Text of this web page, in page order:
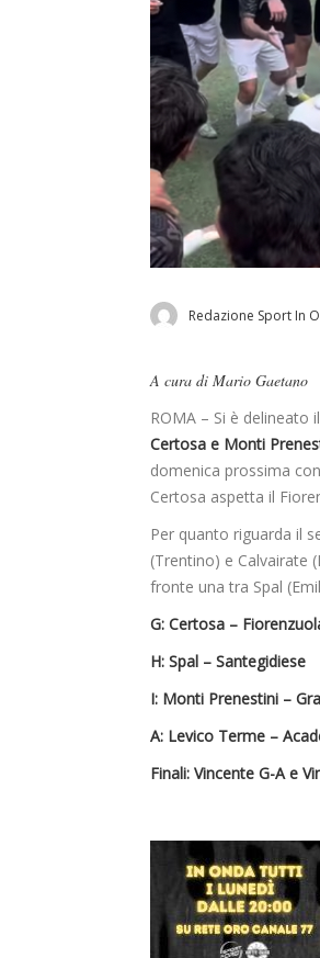
Redazione Sport In
A cura di Mario Gaetano
ROMA – Si è delineato
Certosa e Monti
domenica prossima
Certosa aspetta il
Per quanto riguarda il
(Trentino) e Calvairate
fronte una tra Spal
G: Certosa –
H: Spal – Santegidiese
I: Monti Prenestini –
A: Levico Terme –
Finali: Vincente G-A e